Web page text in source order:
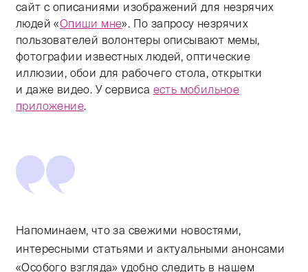
сайт с описаниями изображений для незрячих
людей «Опиши мне». По запросу незрячих
пользователей волонтеры описывают мемы,
фотографии известных людей, оптические
иллюзии, обои для рабочего стола, открытки
и даже видео. У сервиса есть мобильное
приложение.
Напоминаем, что за свежими новостями,
интересными статьями и актуальными анонсами
«Особого взгляда» удобно следить в нашем